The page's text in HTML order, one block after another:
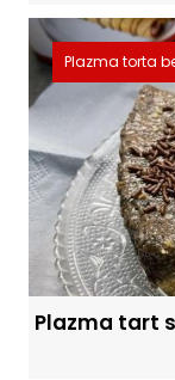
Plazma torta
Plazma tart